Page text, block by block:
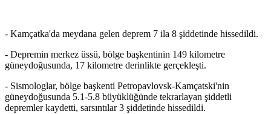
- Kamçatka'da meydana gelen deprem 7 ila 8 şiddetinde hissedildi.
- Depremin merkez üssü, bölge başkentinin 149 kilometre
güneydoğusunda, 17 kilometre derinlikte gerçekleşti.
- Sismologlar, bölge başkenti Petropavlovsk-Kamçatski'nin
güneydoğusunda 5.1-5.8 büyüklüğünde tekrarlayan şiddetli
depremler kaydetti, sarsıntılar 3 şiddetinde hissedildi.